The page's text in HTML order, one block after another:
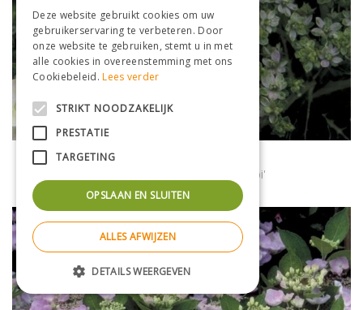
Hydrangea macrophylla 'Hanabi'
Deze website gebruikt cookies om uw
gebruikerservaring te verbeteren. Door
onze website te gebruiken, stemt u in met
alle cookies in overeenstemming met ons
Cookiebeleid.Lees verder
STRIKT NOODZAKELIJK
PRESTATIE
TARGETING
OPSLAAN EN SLUITEN
ALLES AFWIJZEN
DETAILS WEERGEVEN